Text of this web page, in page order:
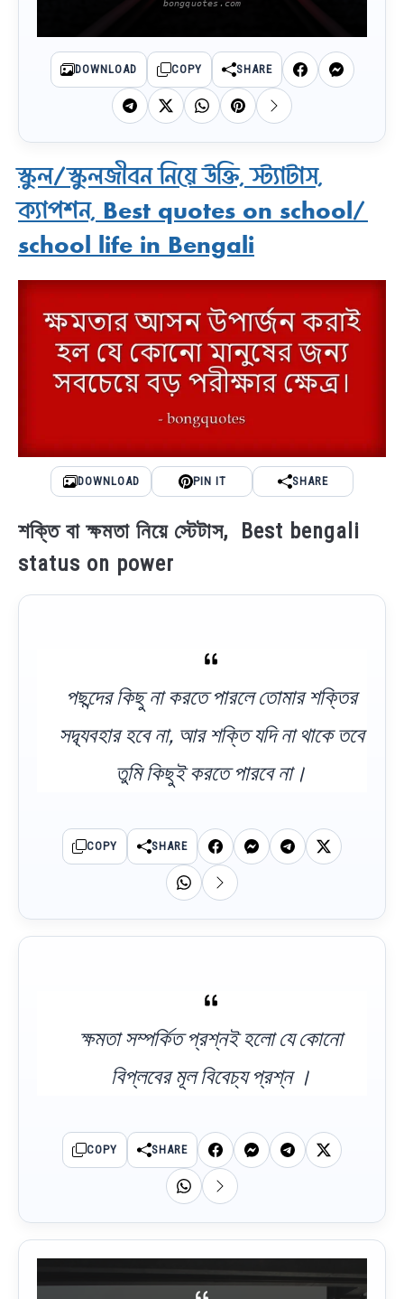
DOWNLOAD COPY SHARE
স্কুল/স্কুলজীবন নিয়ে উক্তি, স্ট্যাটাস,
ক্যাপশন, Best quotes on school/
school life in Bengali
DOWNLOAD PIN IT SHARE
শক্তি বা ক্ষমতা নিয়ে স্টেটাস, Best bengali
status on power
পছন্দের কিছু না করতে পারলে তোমার শক্তির
সদ্ব্যবহার হবে না, আর শক্তি যদি না থাকে তবে
তুমি কিছুই করতে পারবে না।
COPY SHARE
ক্ষমতা সম্পর্কিত প্রশ্নই হলো যে কোনো
বিপ্লবের মূল বিবেচ্য প্রশ্ন ।
COPY SHARE